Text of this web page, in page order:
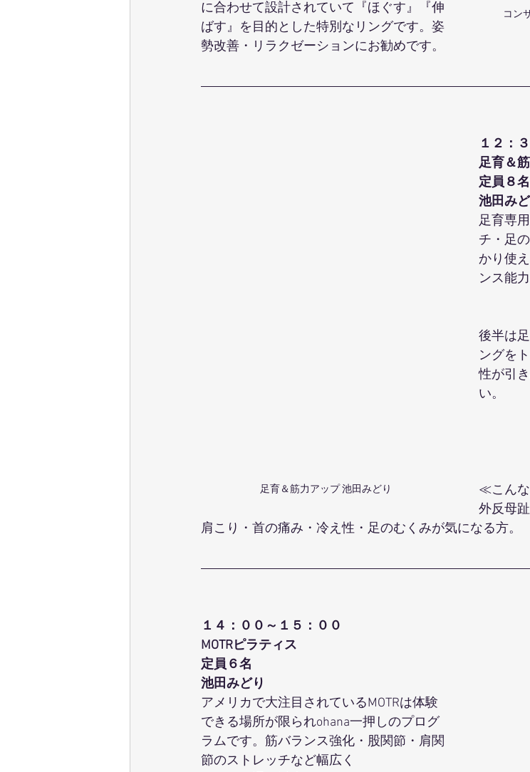
コン
に合わせて設計されていて『ほぐす』『伸
ばす』を目的とした特別なリングです。姿
勢改善・リラクゼーションにお勧めです。
足育＆筋力アップ 池田みどり
１２：
足育＆
定員８名
池田み
足育専
チ・足
かり使
ンス能
後半は
ングを
性が引
い。
≪こん
外反母
肩こり・首の痛み・冷え性・足のむくみが気になる方。
１４：００～１５：００
MOTRピラティス
定員６名
池田みどり
アメリカで大注目されているMOTRは体験
できる場所が限られohana一押しのプログ
ラムです。筋バランス強化・股関節・肩関
節のストレッチなど幅広く